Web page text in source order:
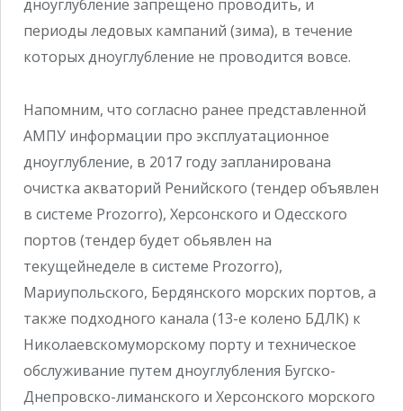
дноуглубление запрещено проводить, и
периоды ледовых кампаний (зима), в течение
которых дноуглубление не проводится вовсе.
Напомним, что согласно ранее представленной
АМПУ информации про эксплуатационное
дноуглубление, в 2017 году запланирована
очистка акваторий Ренийского (тендер объявлен
в системе Prozorro), Херсонского и Одесского
портов (тендер будет обьявлен на
текущейнеделе в системе Prozorro),
Мариупольского, Бердянского морских портов, а
также подходного канала (13-е колено БДЛК) к
Николаевскомуморскому порту и техническое
обслуживание путем дноуглубления Бугско-
Днепровско-лиманского и Херсонского морского